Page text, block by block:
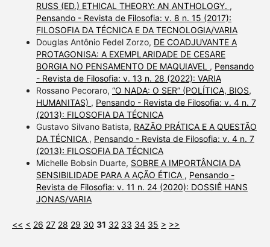
RUSS (ED.) ETHICAL THEORY: AN ANTHOLOGY. ,
Pensando - Revista de Filosofia: v. 8 n. 15 (2017):
FILOSOFIA DA TÉCNICA E DA TECNOLOGIA/VARIA
Douglas Antônio Fedel Zorzo, DE COADJUVANTE A
PROTAGONISA: A EXEMPLARIDADE DE CESARE
BORGIA NO PENSAMENTO DE MAQUIAVEL , Pensando
- Revista de Filosofia: v. 13 n. 28 (2022): VARIA
Rossano Pecoraro, “O NADA: O SER” (POLÍTICA, BIOS,
HUMANITAS) , Pensando - Revista de Filosofia: v. 4 n. 7
(2013): FILOSOFIA DA TÉCNICA
Gustavo Silvano Batista, RAZÃO PRÁTICA E A QUESTÃO
DA TÉCNICA , Pensando - Revista de Filosofia: v. 4 n. 7
(2013): FILOSOFIA DA TÉCNICA
Michelle Bobsin Duarte, SOBRE A IMPORTÂNCIA DA
SENSIBILIDADE PARA A AÇÃO ÉTICA , Pensando -
Revista de Filosofia: v. 11 n. 24 (2020): DOSSIÊ HANS
JONAS/VARIA
<< < 26 27 28 29 30 31 32 33 34 35 > >>